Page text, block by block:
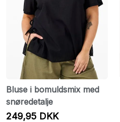
Bluse i bomuldsmix med
snøredetalje
249,95 DKK